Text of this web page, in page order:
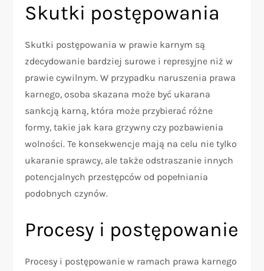
Skutki postępowania
Skutki postępowania w prawie karnym są
zdecydowanie bardziej surowe i represyjne niż w
prawie cywilnym. W przypadku naruszenia prawa
karnego, osoba skazana może być ukarana
sankcją karną, która może przybierać różne
formy, takie jak kara grzywny czy pozbawienia
wolności. Te konsekwencje mają na celu nie tylko
ukaranie sprawcy, ale także odstraszanie innych
potencjalnych przestępców od popełniania
podobnych czynów.
Procesy i postępowanie
Procesy i postępowanie w ramach prawa karnego